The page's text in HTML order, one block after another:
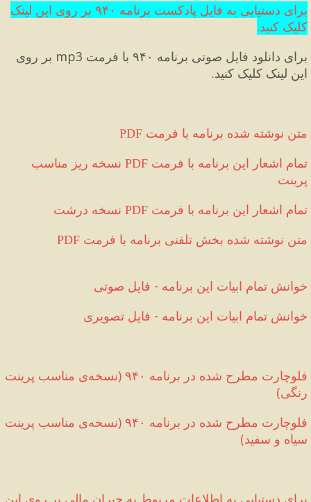
کلیک کنید.
برای دانلود فایل صوتی برنامه ۹۴۰ با فرمت
mp3
این لینک کلیک کنید.
PDF متن نوشته شده برنامه با فرمت
تمام اشعار این برنامه با فرمت PDF
پرینت
تمام اشعار این برنامه با فرمت PDF نسخه درشت
PDF متن نوشته شده بخش تلفنی برنامه با فرمت
خوانش تمام ابیات این برنامه - فایل صوتی
خوانش تمام ابیات این برنامه - فایل تصویری
فلوچارت مطرح شده در برنامه ۹۴۰ (
رنگی)
فلوچارت مطرح شده در برنامه ۹۴۰
(
سیاه و سفید)